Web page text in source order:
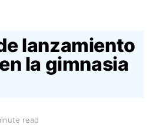
lanzamiento
la gimnasia
read